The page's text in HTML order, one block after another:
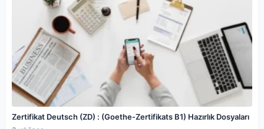
Zertifikat Deutsch (ZD) : (Goethe-Zertifikats B1) Hazırlık Dosyaları